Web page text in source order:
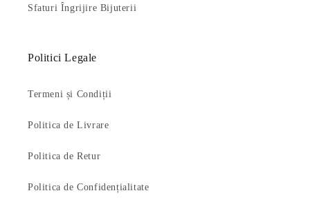
Sfaturi Îngrijire Bijuterii
Politici Legale
Termeni și Condiții
Politica de Livrare
Politica de Retur
Politica de Confidențialitate